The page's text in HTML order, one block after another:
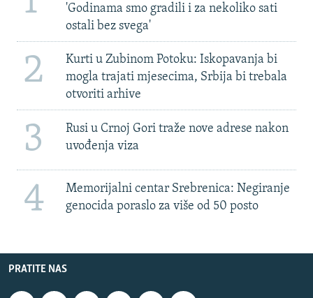
'Godinama smo gradili i za nekoliko sati
ostali bez svega'
2
Kurti u Zubinom Potoku: Iskopavanja bi
mogla trajati mjesecima, Srbija bi trebala
otvoriti arhive
3
Rusi u Crnoj Gori traže nove adrese nakon
uvođenja viza
4
Memorijalni centar Srebrenica: Negiranje
genocida poraslo za više od 50 posto
PRATITE NAS